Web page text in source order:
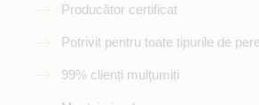
Producător certificat
Potrivit pentru toate tipurile de
99% clienți mulțumiți